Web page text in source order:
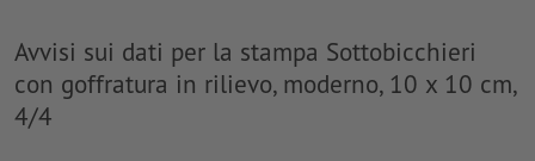
Avvisi sui dati per la stampa Sottobicchieri
con goffratura in rilievo, moderno, 10 x 10 cm,
4/4